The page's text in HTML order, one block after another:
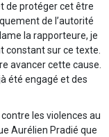
de protéger cet être
de l’autorité
la rapporteure, je
constant sur ce texte.
avancer cette cause.
été engagé et des
les violences au
Aurélien Pradié que